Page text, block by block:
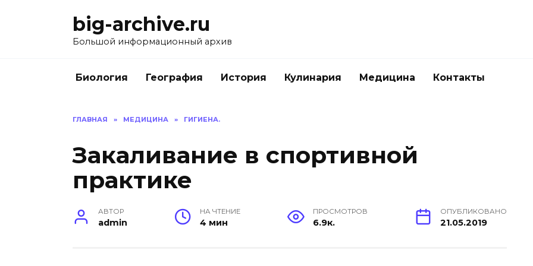
big-archive.ru
Большой информационный архив
Биология География История Кулинария Медицина Контакты
ГЛАВНАЯ » МЕДИЦИНА » ГИГИЕНА.
Закаливание в спортивной
практике
АВТОР
admin
НА ЧТЕНИЕ
4 мин
ПРОСМОТРОВ
6.9к.
ОПУБЛИКОВАНО
21.05.2019